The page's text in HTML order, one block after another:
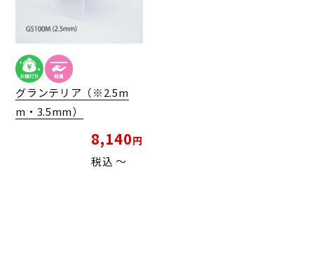
グランテリア（※2.5m
m・3.5mm）
8,140
税込 〜